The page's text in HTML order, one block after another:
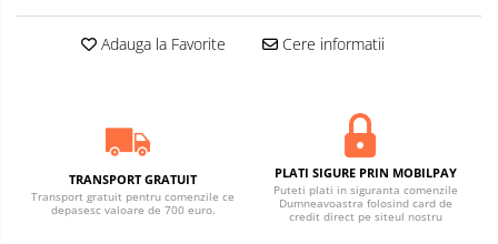
Adauga la Favorite Cere informatii
TRANSPORT GRATUIT
Transport gratuit pentru comenzile ce
depasesc valoare de 700 euro.
PLATI SIGURE PRIN MOBILPAY
Puteti plati in siguranta comenzile
Dumneavoastra folosind card de
credit direct pe siteul nostru